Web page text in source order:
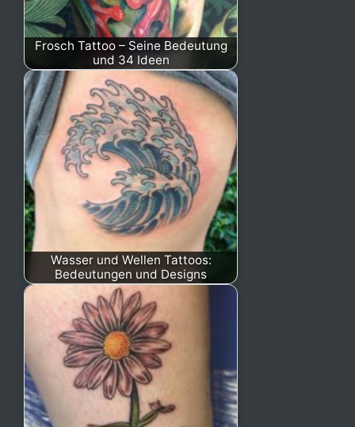
Frosch Tattoo – Seine Bedeutung
und 34 Ideen
Wasser und Wellen Tattoos:
Bedeutungen und Designs